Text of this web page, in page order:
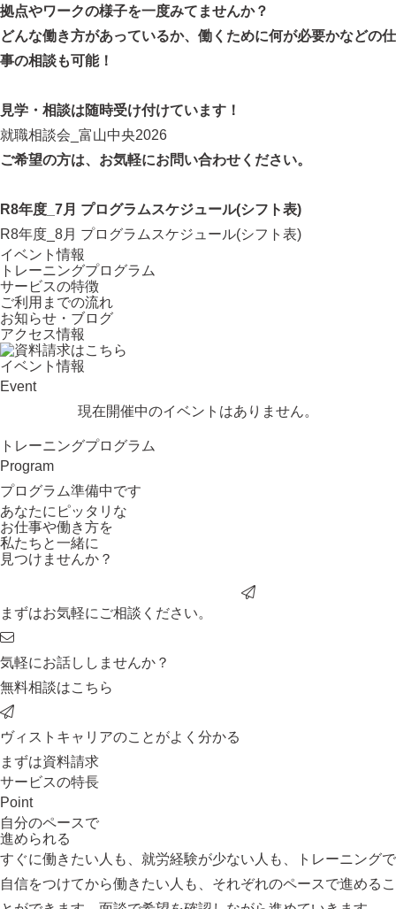
拠点やワークの様子を一度みてませんか？
どんな働き方があっているか、働くために何が必要かなどの仕
事の相談も可能！
見学・相談は随時受け付けています！
就職相談会_富山中央2026
ご希望の方は、お気軽にお問い合わせください。
R8年度_7月 プログラムスケジュール(シフト表)
R8年度_8月 プログラムスケジュール(シフト表)
イベント情報
トレーニングプログラム
サービスの特徴
ご利用までの流れ
お知らせ・ブログ
アクセス情報
イベント情報
Event
現在開催中のイベントはありません。
トレーニングプログラム
Program
プログラム準備中です
あなたにピッタリ な
お仕事や働き方を
私たちと一緒に
見つけませんか？
まずはお気軽にご相談ください。
気軽にお話ししませんか？
無料相談はこちら
ヴィストキャリアのことがよく分かる
まずは資料請求
サービスの特長
Point
自分のペースで
進められる
すぐに働きたい人も、就労経験が少ない人も、トレーニングで
自信をつけてから働きたい人も、それぞれのペースで進めるこ